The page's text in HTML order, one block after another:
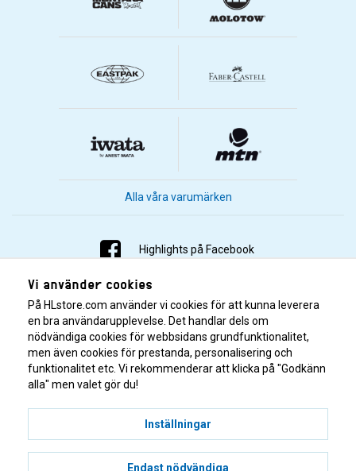
Alla våra varumärken
Highlights på Facebook
Highlights på Instagram
Highlights på Youtube
Highlights på Tiktok
Vi använder cookies
På HLstore.com använder vi cookies för att kunna leverera
en bra användarupplevelse. Det handlar dels om
nödvändiga cookies för webbsidans grundfunktionalitet,
men även cookies för prestanda, personalisering och
funktionalitet etc. Vi rekommenderar att klicka på "Godkänn
alla" men valet gör du!
Inställningar
Endast nödvändiga